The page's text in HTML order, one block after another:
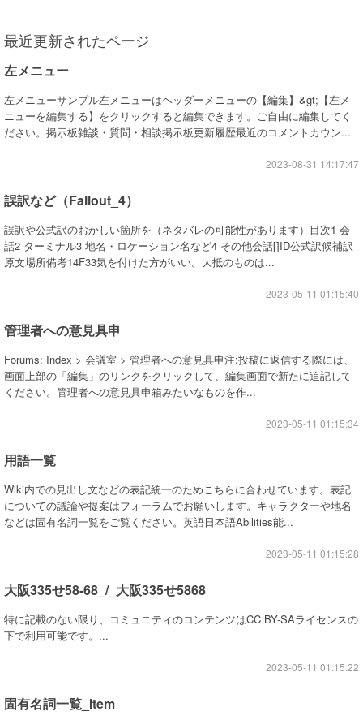
最近更新されたページ
左メニュー
左メニューサンプル左メニューはヘッダーメニューの【編集】&gt;【左メ
ニューを編集する】をクリックすると編集できます。ご自由に編集してく
ださい。掲示板雑談・質問・相談掲示板更新履歴最近のコメントカウン...
2023-08-31 14:17:47
誤訳など（Fallout_4）
誤訳や公式訳のおかしい箇所を（ネタバレの可能性があります）目次1 会
話2 ターミナル3 地名・ロケーション名など4 その他会話[]ID公式訳候補訳
原文場所備考14F33気を付けた方がいい。大抵のものは...
2023-05-11 01:15:40
管理者への意見具申
Forums: Index > 会議室 > 管理者への意見具申注:投稿に返信する際には、
画面上部の「編集」のリンクをクリックして、編集画面で新たに追記して
ください。管理者への意見具申箱みたいなものを作...
2023-05-11 01:15:34
用語一覧
Wiki内での見出し文などの表記統一のためこちらに合わせています。表記
についての議論や提案はフォーラムでお願いします。キャラクターや地名
などは固有名詞一覧をご覧ください。英語日本語Abilities能...
2023-05-11 01:15:28
大阪335せ58-68_/_大阪335せ5868
特に記載のない限り、コミュニティのコンテンツはCC BY-SAライセンスの
下で利用可能です。...
2023-05-11 01:15:22
固有名詞一覧_Item